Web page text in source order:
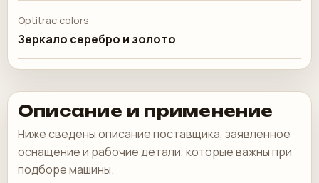
Optitrac colors
Зеркало серебро и золото
Описание и применение
Ниже сведены описание поставщика, заявленное
оснащение и рабочие детали, которые важны при
подборе машины.